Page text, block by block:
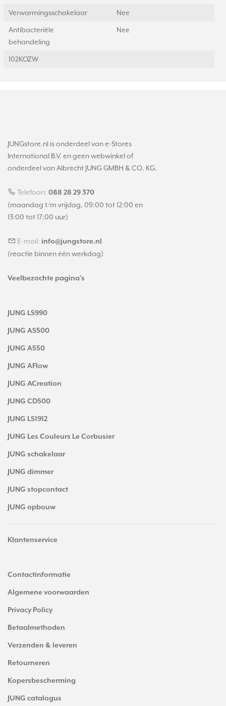
Verwarmingsschakelaar Nee
Antibacteriële
behandeling
Nee
102KOZW
JUNGstore.nl is onderdeel van e-Stores
International B.V. en geen webwinkel of
onderdeel van Albrecht JUNG GMBH & CO. KG.
Telefoon: 088 28 29 370
(maandag t/m vrijdag, 09:00 tot 12:00 en
13:00 tot 17:00 uur)
E-mail: info@jungstore.nl
(reactie binnen één werkdag)
Veelbezochte pagina's
JUNG LS990
JUNG AS500
JUNG A550
JUNG AFlow
JUNG ACreation
JUNG CD500
JUNG LS1912
JUNG Les Couleurs Le Corbusier
JUNG schakelaar
JUNG dimmer
JUNG stopcontact
JUNG opbouw
Klantenservice
Contactinformatie
Algemene voorwaarden
Privacy Policy
Betaalmethoden
Verzenden & leveren
Retourneren
Kopersbescherming
JUNG catalogus